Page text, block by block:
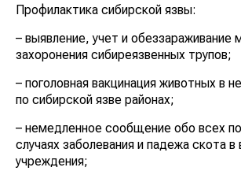
Профилактика сибирской язвы:
– выявление, учет и обеззараживание
захоронения сибиреязвенных трупов;
– поголовная вакцинация животных в
по сибирской язве районах;
– немедленное сообщение обо всех
случаях заболевания и падежа скота
учреждения;